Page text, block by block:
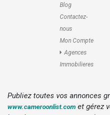
Blog
Contactez-
nous
Mon Compte
Agences
Immobilieres
Publiez toutes vos annonces
www.cameroonlist.com et gérez